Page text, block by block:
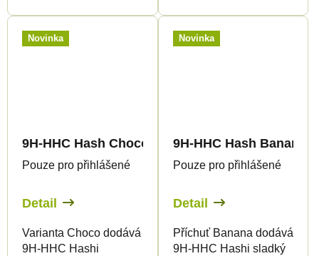
Novinka
9H-HHC Hash Choco 99%
Pouze pro přihlášené
Detail
Varianta Choco dodává
9H-HHC Hashi
Novinka
9H-HHC Hash Banana
Pouze pro přihlášené
Detail
Příchuť Banana dodává
9H-HHC Hashi sladký